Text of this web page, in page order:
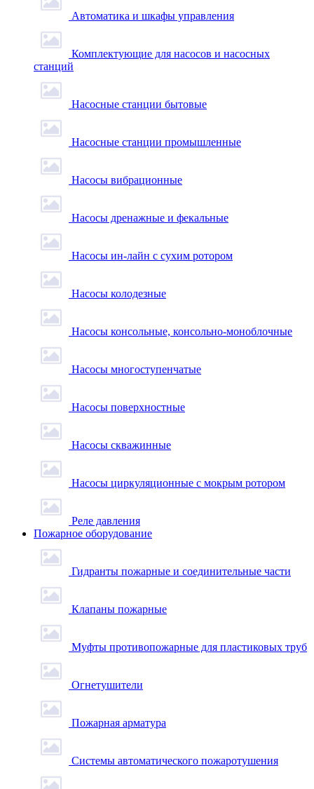
Автоматика и шкафы управления
Комплектующие для насосов и насосных
станций
Насосные станции бытовые
Насосные станции промышленные
Насосы вибрационные
Насосы дренажные и фекальные
Насосы ин-лайн с сухим ротором
Насосы колодезные
Насосы консольные, консольно-моноблочные
Насосы многоступенчатые
Насосы поверхностные
Насосы скважинные
Насосы циркуляционные с мокрым ротором
Реле давления
Пожарное оборудование
Гидранты пожарные и соединительные части
Клапаны пожарные
Муфты противопожарные для пластиковых труб
Огнетушители
Пожарная арматура
Системы автоматического пожаротушения